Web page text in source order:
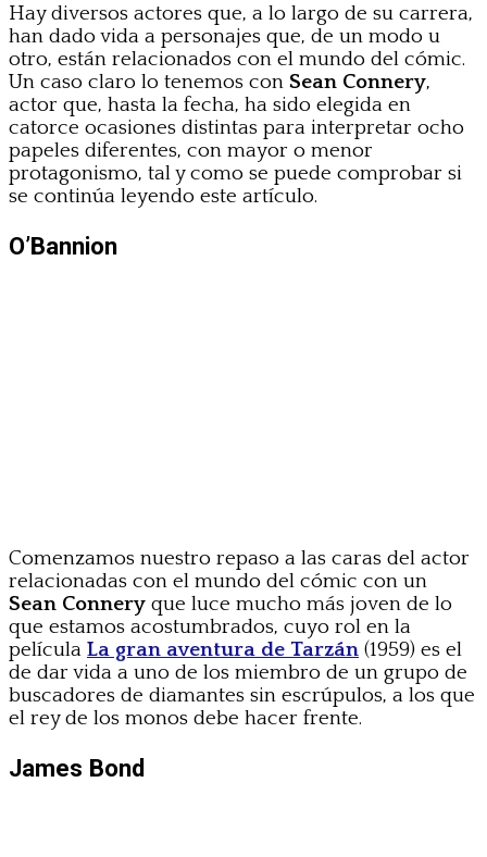
Hay diversos actores que, a lo largo de su carrera,
han dado vida a personajes que, de un modo u
otro, están relacionados con el mundo del cómic.
Un caso claro lo tenemos con Sean Connery,
actor que, hasta la fecha, ha sido elegida en
catorce ocasiones distintas para interpretar ocho
papeles diferentes, con mayor o menor
protagonismo, tal y como se puede comprobar si
se continúa leyendo este artículo.
O’Bannion
Comenzamos nuestro repaso a las caras del actor
relacionadas con el mundo del cómic con un
Sean Connery que luce mucho más joven de lo
que estamos acostumbrados, cuyo rol en la
película La gran aventura de Tarzán (1959) es el
de dar vida a uno de los miembro de un grupo de
buscadores de diamantes sin escrúpulos, a los que
el rey de los monos debe hacer frente.
James Bond